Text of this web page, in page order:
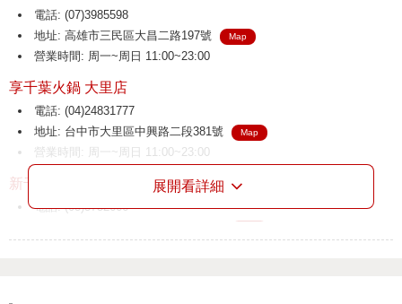
電話: (07)3985598
地址: 高雄市三民區大昌二路197號
Map
營業時間: 周一~周日 11:00~23:00
享千葉火鍋 大里店
電話: (04)24831777
地址: 台中市大里區中興路二段381號
Map
營業時間: 周一~周日 11:00~23:00
新千葉火鍋 介壽店
電話: (03)3752666
展開看詳細